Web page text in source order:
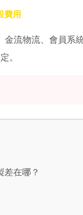
費用
流物流、會員系
。
在哪？